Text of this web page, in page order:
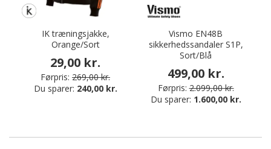
IK træningsjakke,
Orange/Sort
29,00 kr.
Førpris: 269,00 kr.
Du sparer: 240,00 kr.
Vismo EN48B
sikkerhedssandaler S1P,
Sort/Blå
499,00 kr.
Førpris: 2.099,00 kr.
Du sparer: 1.600,00 kr.